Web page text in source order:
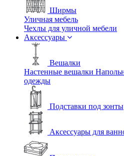
Ширмы
Уличная мебель
Чехлы для уличной мебели
Аксессуары
Вешалки
Настенные вешалки
одежды
Подставки под зонты
Аксессуары для